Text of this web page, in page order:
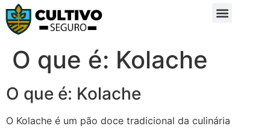
O que é: Kolache
O que é: Kolache
O Kolache é um pão doce tradicional da culinária